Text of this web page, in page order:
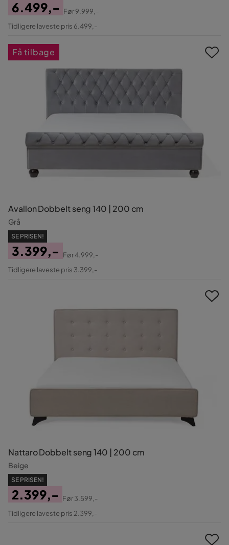
Pris
6.499,-
Original
Før9.999,-
Tidligere laveste pris 6.499,-
Avallon Dobbelt seng 140 | 200 cm
Grå
SE PRISEN!
Pris
3.399,-
Original
Før4.999,-
Tidligere laveste pris 3.399,-
Få tilbage
Nattaro Dobbelt seng 140 | 200 cm
Beige
SE PRISEN!
Pris
2.399,-
Original
Før3.599,-
Tidligere laveste pris 2.399,-